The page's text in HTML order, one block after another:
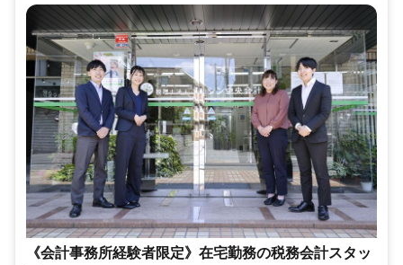
《会計事務所経験者限定》在宅勤務の税務会計スタッ